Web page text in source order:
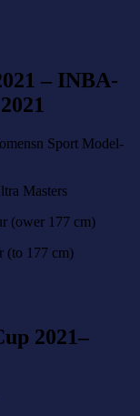
– INBA-
Sport Model-
Masters
(ower 177 cm)
(to 177 cm)
2021–